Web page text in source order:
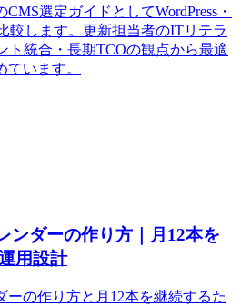
選定ガイドとしてWordPress・
較します。更新担当者のITリテラ
ト統合・長期TCOの観点から最適
います。
ンダーの作り方｜月12本を
用設計
ーの作り方と月12本を継続するた